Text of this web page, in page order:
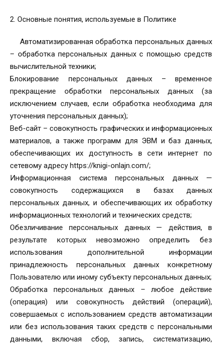
2. Основные понятия, используемые в Политике
Автоматизированная обработка персональных данных
– обработка персональных данных с помощью средств
вычислительной техники;
Блокирование персональных данных – временное
прекращение обработки персональных данных (за
исключением случаев, если обработка необходима для
уточнения персональных данных);
Веб-сайт – совокупность графических и информационных
материалов, а также программ для ЭВМ и баз данных,
обеспечивающих их доступность в сети интернет по
сетевому адресу https://knigi-onlajn.com/;
Информационная система персональных данных —
совокупность содержащихся в базах данных
персональных данных, и обеспечивающих их обработку
информационных технологий и технических средств;
Обезличивание персональных данных — действия, в
результате которых невозможно определить без
использования дополнительной информации
принадлежность персональных данных конкретному
Пользователю или иному субъекту персональных данных;
Обработка персональных данных – любое действие
(операция) или совокупность действий (операций),
совершаемых с использованием средств автоматизации
или без использования таких средств с персональными
данными, включая сбор, запись, систематизацию,